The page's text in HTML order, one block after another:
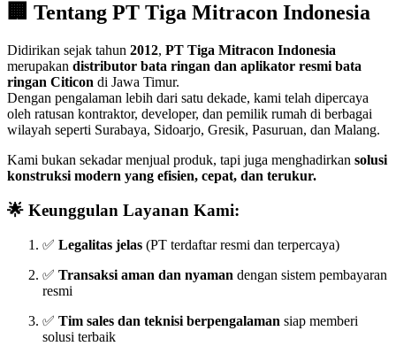
🏢 Tentang PT Tiga Mitracon Indonesia
Didirikan sejak tahun 2012, PT Tiga Mitracon Indonesia
merupakan distributor bata ringan dan aplikator resmi bata
ringan Citicon di Jawa Timur.
Dengan pengalaman lebih dari satu dekade, kami telah dipercaya
oleh ratusan kontraktor, developer, dan pemilik rumah di berbagai
wilayah seperti Surabaya, Sidoarjo, Gresik, Pasuruan, dan Malang.
Kami bukan sekadar menjual produk, tapi juga menghadirkan solusi
konstruksi modern yang efisien, cepat, dan terukur.
🌟 Keunggulan Layanan Kami:
✅ Legalitas jelas (PT terdaftar resmi dan terpercaya)
✅ Transaksi aman dan nyaman dengan sistem pembayaran
resmi
✅ Tim sales dan teknisi berpengalaman siap memberi
solusi terbaik